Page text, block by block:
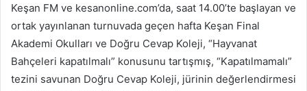
Keşan FM ve kesanonline.com’da, saat 14.00’te başlayan ve
ortak yayınlanan turnuvada geçen hafta Keşan Final
Akademi Okulları ve Doğru Cevap Koleji, “Hayvanat
Bahçeleri kapatılmalı” konusunu tartışmış, “Kapatılmamalı”
tezini savunan Doğru Cevap Koleji, jürinin değerlendirmesi